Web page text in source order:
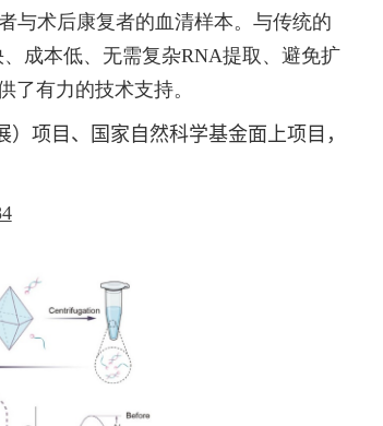
与术后康复者的血清样本。与传统的
成本低、无需复杂RNA提取、避免扩
了有力的技术支持。
项目、国家自然科学基金面上项目，